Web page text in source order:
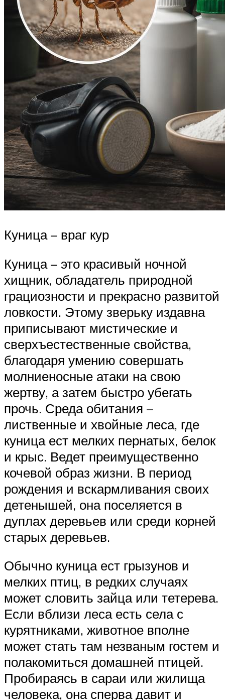
Куница – враг кур
Куница – это красивый ночной
хищник, обладатель природной
грациозности и прекрасно развитой
ловкости. Этому зверьку издавна
приписывают мистические и
сверхъестественные свойства,
благодаря умению совершать
молниеносные атаки на свою
жертву, а затем быстро убегать
прочь. Среда обитания –
лиственные и хвойные леса, где
куница ест мелких пернатых, белок
и крыс. Ведет преимущественно
кочевой образ жизни. В период
рождения и вскармливания своих
детенышей, она поселяется в
дуплах деревьев или среди корней
старых деревьев.
Обычно куница ест грызунов и
мелких птиц, в редких случаях
может словить зайца или тетерева.
Если вблизи леса есть села с
курятниками, животное вполне
может стать там незваным гостем и
полакомиться домашней птицей.
Пробираясь в сараи или жилища
человека, она сперва давит и